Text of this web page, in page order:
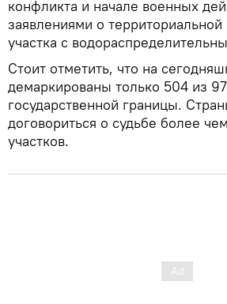
конфликта и начале военных
заявлениями о
участка с
Стоит отметить, что на
демаркированы только 504 из
государственной границы.
договориться о судьбе более
участков.